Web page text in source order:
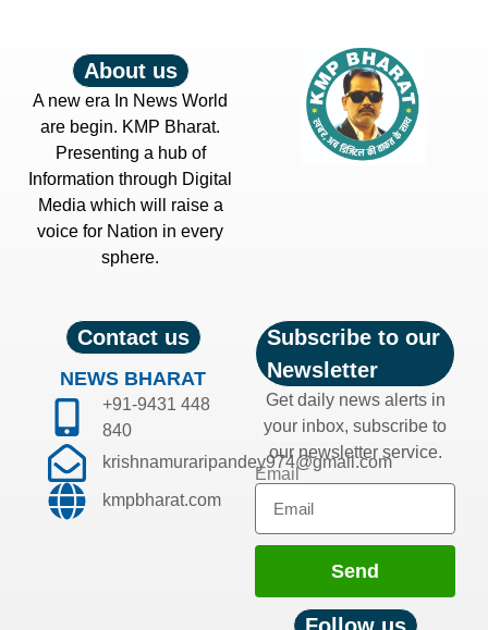
About us
A new era In News World
are begin. KMP Bharat.
Presenting a hub of
Information through Digital
Media which will raise a
voice for Nation in every
sphere.
Contact us
NEWS BHARAT
+91-9431 448
840
krishnamuraripandey974@gmail.com
kmpbharat.com
Subscribe to our
Newsletter
Get daily news alerts in
your inbox, subscribe to
our newsletter service.
Email
Send
Follow us